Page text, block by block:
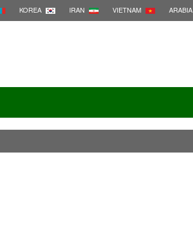
ARABIA
VIETNAM
IRAN
KOREA